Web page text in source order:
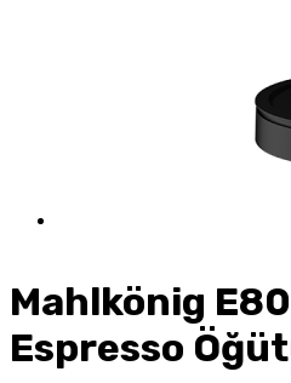
Mahlkönig
Espresso